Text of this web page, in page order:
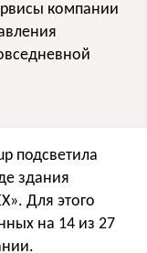
компании
подсветила
здания
Для этого
на 14 из 27